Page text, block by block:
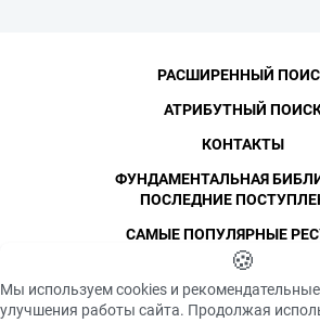
СПбПУ, 1996-2026
Авторские права и
Фотографии размещены с
изображённых лиц в
Политика
РАСШИРЕННЫЙ
АТРИБУТНЫЙ
КОНТАКТЫ
ФУНДАМЕНТАЛЬНАЯ
ПОСЛЕДНИЕ
САМЫЕ ПОПУЛЯРНЫЕ
🍪
Мы используем cookies и рекомендательные
улучшения работы сайта. Продолжая